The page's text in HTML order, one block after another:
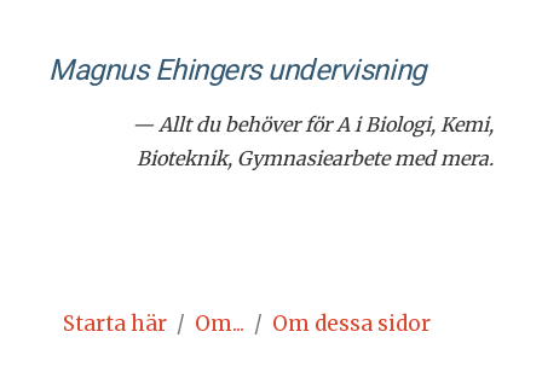
Magnus Ehingers under­visning
— Allt du behöver för A i Biologi, Kemi,
Bioteknik, Gymnasiearbete med mera.
Starta här Om... Om dessa sidor